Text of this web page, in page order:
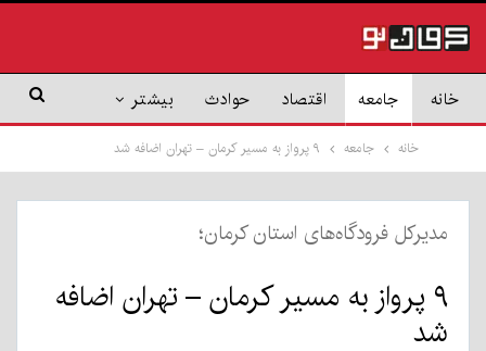
خانه جامعه اقتصاد حوادث بیشتر
خانه جامعه ۹ پرواز به مسیر کرمان – تهران اضافه شد
مدیرکل فرودگاه‌های استان کرمان؛
۹ پرواز به مسیر کرمان – تهران اضافه
شد